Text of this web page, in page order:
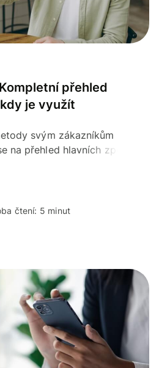
přehled
je využít
svým zákazníkům
na přehled hlavních způsobů
čtení: 5 minut